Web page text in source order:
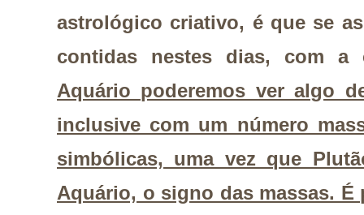
astrológico criativo, é que se
contidas nestes dias, com
Aquário poderemos ver algo
inclusive com um número
simbólicas, uma vez que
Aquário, o signo das massas.